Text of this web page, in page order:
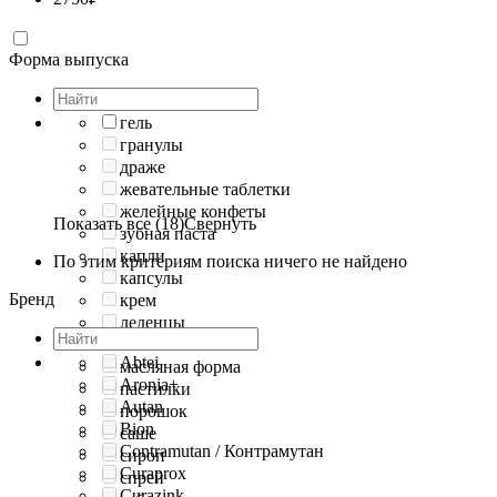
Форма выпуска
гель
гранулы
драже
жевательные таблетки
желейные конфеты
зубная паста
капли
капсулы
крем
леденцы
мазь
масляная форма
пастилки
порошок
саше
сироп
спрей
Показать все (18)Свернуть
По этим критериям поиска ничего не найдено
Бренд
Abtei
Aronia+
Autan
Bion
Contramutan / Контрамутан
Curaprox